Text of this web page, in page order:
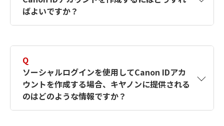
ばよいですか？
す。詳しい作成方法は【カメラ】Canon IDとは
何ですか？Canon IDの作成方法は？をご確認く
ださい。
Q
ソーシャルログインを使用してCanon IDアカ
ウントを作成する場合、キヤノンに提供される
のはどのような情報ですか？